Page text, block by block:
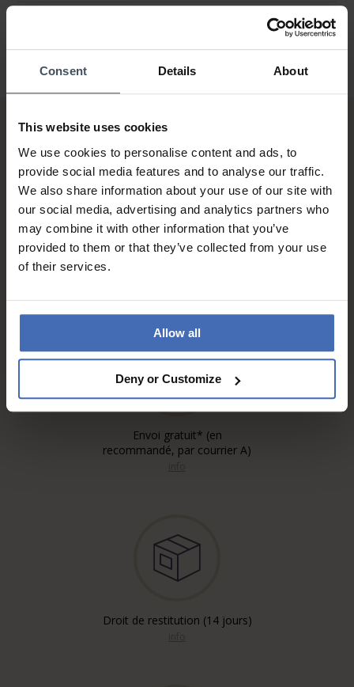
Consent Details About
This website uses cookies
We use cookies to personalise content and ads, to
provide social media features and to analyse our traffic.
We also share information about your use of our site with
our social media, advertising and analytics partners who
may combine it with other information that you’ve
provided to them or that they’ve collected from your use
of their services.
Allow all
Deny or Customize
Sur facture et paiement
échelonné (jusqu’à CHF
Envoi gratuit* (en
recommandé, par courrier A)
Droit de restitution (14 jours)